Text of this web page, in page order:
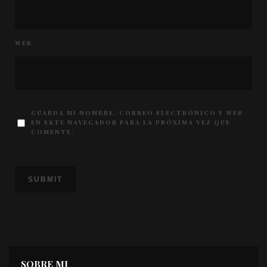
WEB
GUARDA MI NOMBRE, CORREO ELECTRÓNICO Y WEB
EN ESTE NAVEGADOR PARA LA PRÓXIMA VEZ QUE
COMENTE.
SOBRE MI